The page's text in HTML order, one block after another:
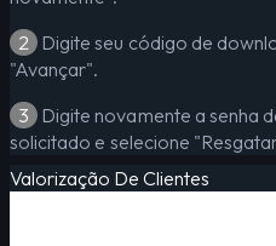
2 Digite seu código de
"Avançar".
3 Digite novamente a senha
solicitado e selecione
Valorização De Clientes